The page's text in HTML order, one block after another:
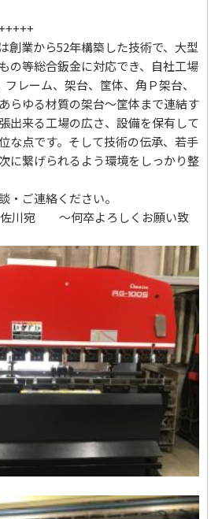
創業から52年構築した技術で、大型
の等総合鈑金に対応でき、自社工場
レーム、架台、筐体、角Ｐ架台、
らゆる材質の架台～筐体まで連結す
出来る工場の広さ、設備を保有して
な点です。そして技術の伝承、若手
に繋げられるよう環境をしっかり整
・ご連絡ください。
川宛 ～何卒よろしくお願い致